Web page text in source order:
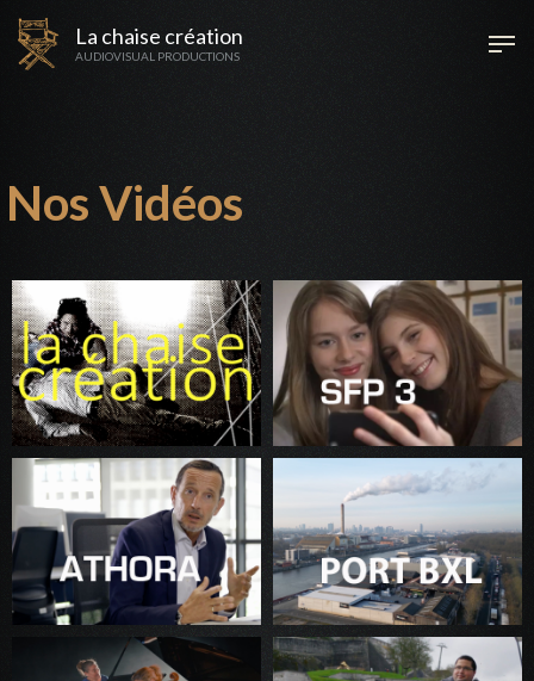
La chaise création
AUDIOVISUAL PRODUCTIONS
Nos Vidéos